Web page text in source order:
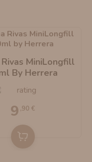
MiniLongfill
By Herrera
9 ,90 €